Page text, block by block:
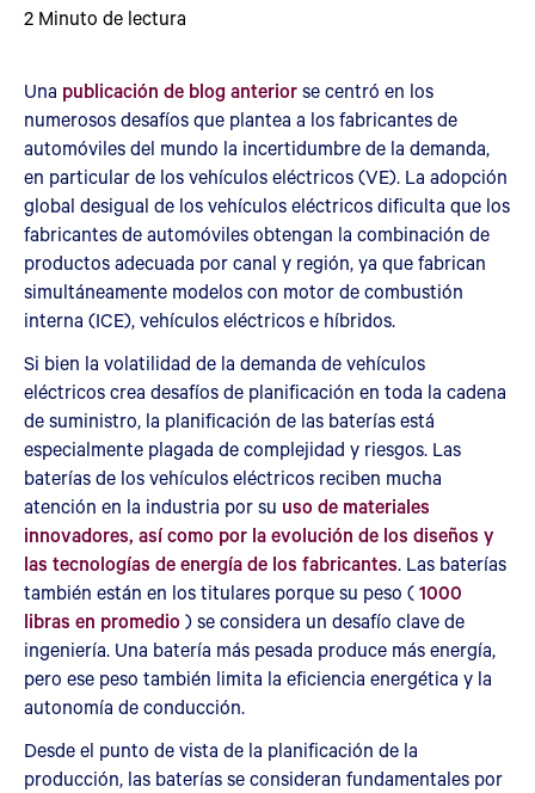
2 Minuto de lectura
Una publicación de blog anteriorse centró en los
numerosos desafíos que plantea a los fabricantes de
automóviles del mundo la incertidumbre de la demanda,
en particular de los vehículos eléctricos (VE). La adopción
global desigual de los vehículos eléctricos dificulta que los
fabricantes de automóviles obtengan la combinación de
productos adecuada por canal y región, ya que fabrican
simultáneamente modelos con motor de combustión
interna (ICE), vehículos eléctricos e híbridos.
Si bien la volatilidad de la demanda de vehículos
eléctricos crea desafíos de planificación en toda la cadena
de suministro, la planificación de las baterías está
especialmente plagada de complejidad y riesgos. Las
baterías de los vehículos eléctricos reciben mucha
atención en la industria por su uso de materiales
innovadores, así como por la evolución de los diseños y
las tecnologías de energía de los fabricantes. Las baterías
también están en los titulares porque su peso (1000
libras en promedio) se considera un desafío clave de
ingeniería. Una batería más pesada produce más energía,
pero ese peso también limita la eficiencia energética y la
autonomía de conducción.
Desde el punto de vista de la planificación de la
producción, las baterías se consideran fundamentales por